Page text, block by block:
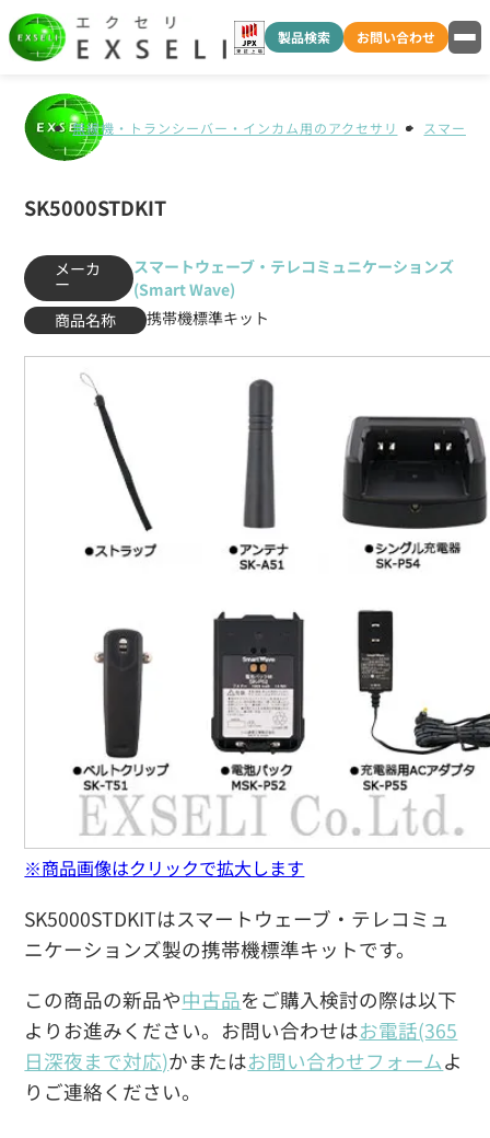
製品検索 お問い合わせ
無線機・トランシーバー・インカム用のアクセサリ スマート
SK5000STDKIT
メーカ
ー
スマートウェーブ・テレコミュニケーションズ
(Smart Wave)
商品名称
携帯機標準キット
SK5000STDKITはスマートウェーブ・テレコミュ
ニケーションズ製の携帯機標準キットです。
この商品の新品や中古品をご購入検討の際は以下
よりお進みください。お問い合わせはお電話(365
日深夜まで対応)かまたはお問い合わせフォームよ
りご連絡ください。
※商品画像はクリックで拡大します